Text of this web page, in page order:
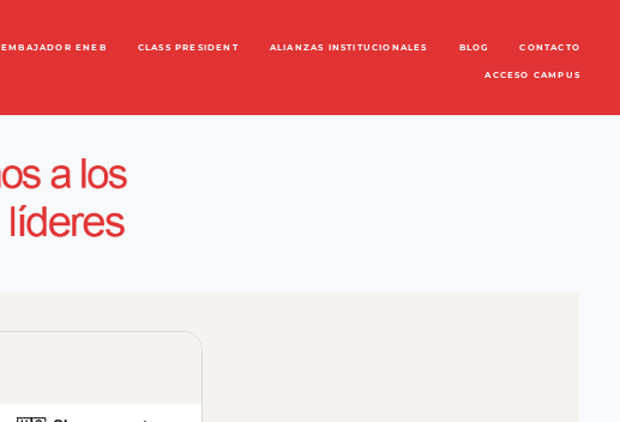
EMBAJADOR ENEB CLASS PRESIDENT ALIANZAS INSTITUCIONALES BLOG CONTACTO
ACCESO CAMPUS